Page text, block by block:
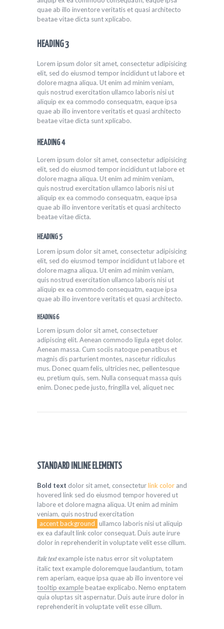
quae ab illo inventore veritatis et quasi architecto
beatae vitae dicta sunt xplicabo.
HEADING 3
Lorem ipsum dolor sit amet, consectetur adipisicing
elit, sed do eiusmod tempor incididunt ut labore et
dolore magna aliqua. Ut enim ad minim veniam,
quis nostrud exercitation ullamco laboris nisi ut
aliquip ex ea commodo consequatm, eaque ipsa
quae ab illo inventore veritatis et quasi architecto
beatae vitae dicta sunt xplicabo.
HEADING 4
Lorem ipsum dolor sit amet, consectetur adipisicing
elit, sed do eiusmod tempor incididunt ut labore et
dolore magna aliqua. Ut enim ad minim veniam,
quis nostrud exercitation ullamco laboris nisi ut
aliquip ex ea commodo consequatm, eaque ipsa
quae ab illo inventore veritatis et quasi architecto
beatae vitae dicta.
HEADING 5
Lorem ipsum dolor sit amet, consectetur adipisicing
elit, sed do eiusmod tempor incididunt ut labore et
dolore magna aliqua. Ut enim ad minim veniam,
quis nostrud exercitation ullamco laboris nisi ut
aliquip ex ea commodo consequatm, eaque ipsa
quae ab illo inventore veritatis et quasi architecto.
HEADING 6
Lorem ipsum dolor sit amet, consectetuer
adipiscing elit. Aenean commodo ligula eget dolor.
Aenean massa. Cum sociis natoque penatibus et
magnis dis parturient montes, nascetur ridiculus
mus. Donec quam felis, ultricies nec, pellentesque
eu, pretium quis, sem. Nulla consequat massa quis
enim. Donec pede justo, fringilla vel, aliquet nec
STANDARD INLINE ELEMENTS
Bold text dolor sit amet, consecteturlink color and
hovered link sed do eiusmod tempor hovered ut
labore et dolore magna aliqua. Ut enim ad minim
veniam, quis nostrud exercitation
accent background ullamco laboris nisi ut aliquip
ex ea dafault link color consequat. Duis aute irure
dolor in reprehenderit in voluptate velit esse cillum.
Italic textexample iste natus error sit voluptatem
italic text example doloremque laudantium, totam
rem aperiam, eaque ipsa quae ab illo inventore vei
tooltip examplebeatae explicabo. Nemo enptatem
quia oluptas sit aspernatur. Duis aute irure dolor in
reprehenderit in voluptate velit esse cillum.